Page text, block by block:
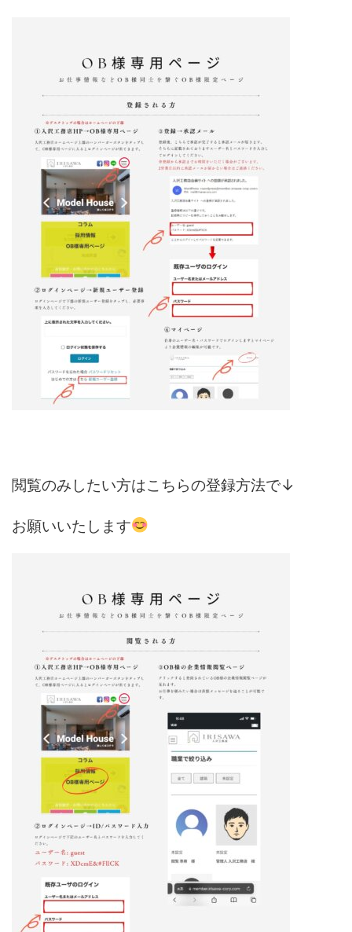
閲覧のみしたい方はこちらの登録方法で↓
お願いいたします